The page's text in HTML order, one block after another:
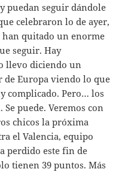
puedan seguir dándole
celebraron lo de ayer,
quitado un enorme
seguir. Hay
llevo diciendo un
de Europa viendo lo que
complicado. Pero… los
puede. Veremos con
chicos la próxima
el Valencia, equipo
perdido este fin de
tienen 39 puntos. Más